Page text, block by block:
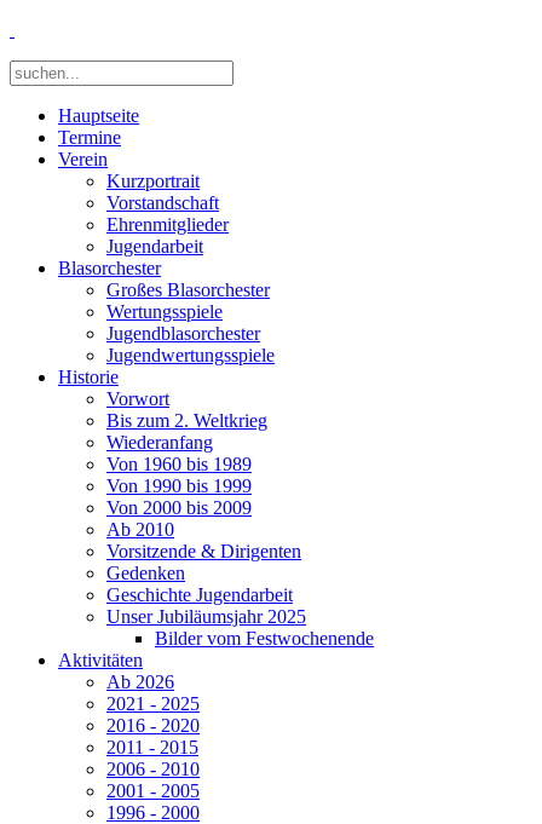
Hauptseite
Termine
Verein
Kurzportrait
Vorstandschaft
Ehrenmitglieder
Jugendarbeit
Blasorchester
Großes Blasorchester
Wertungsspiele
Jugendblasorchester
Jugendwertungsspiele
Historie
Vorwort
Bis zum 2. Weltkrieg
Wiederanfang
Von 1960 bis 1989
Von 1990 bis 1999
Von 2000 bis 2009
Ab 2010
Vorsitzende & Dirigenten
Gedenken
Geschichte Jugendarbeit
Unser Jubiläumsjahr 2025
Bilder vom Festwochenende
Aktivitäten
Ab 2026
2021 - 2025
2016 - 2020
2011 - 2015
2006 - 2010
2001 - 2005
1996 - 2000